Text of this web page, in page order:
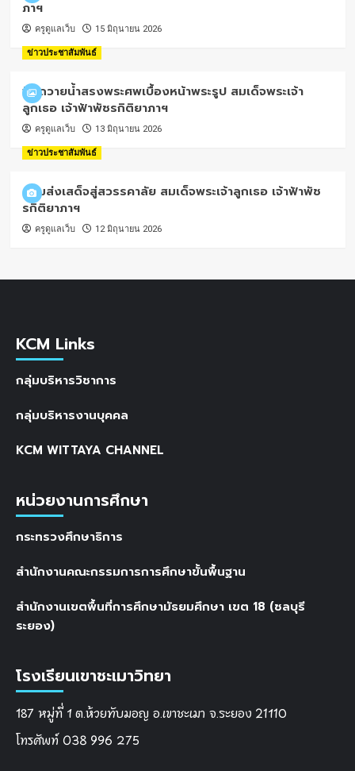
ภาฯ
ครูดูแลเว็บ 15 มิถุนายน 2026
ข่าวประชาสัมพันธ์
พิธีถวายน้ำสรงพระศพเบื้องหน้าพระรูป สมเด็จพระเจ้า
ลูกเธอ เจ้าฟ้าพัชรกิติยาภาฯ
ครูดูแลเว็บ 13 มิถุนายน 2026
ข่าวประชาสัมพันธ์
น้อมส่งเสด็จสู่สวรรคาลัย สมเด็จพระเจ้าลูกเธอ เจ้าฟ้าพัช
รกิติยาภาฯ
ครูดูแลเว็บ 12 มิถุนายน 2026
KCM Links
กลุ่มบริหารวิชาการ
กลุ่มบริหารงานบุคคล
KCM WITTAYA CHANNEL
หน่วยงานการศึกษา
กระทรวงศึกษาธิการ
สำนักงานคณะกรรมการการศึกษาขั้นพื้นฐาน
สำนักงานเขตพื้นที่การศึกษามัธยมศึกษา เขต 18 (ชลบุรี
ระยอง)
โรงเรียนเขาชะเมาวิทยา
187 หมู่ที่ 1 ต.ห้วยทับมอญ อ.เขาชะเมา จ.ระยอง 21110
โทรศัพท์ 038 996 275